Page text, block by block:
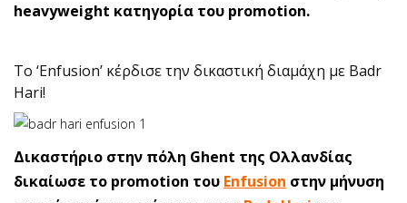
heavyweight κατηγορία του promotion.
Το ‘Enfusion’ κέρδισε την δικαστική διαμάχη με Badr
Hari!
Δικαστήριο στην πόλη Ghent της Ολλανδίας
δικαίωσε το promotion του Enfusion στην μήνυση